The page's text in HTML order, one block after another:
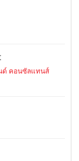
ด์ คอนซัลแทนส์